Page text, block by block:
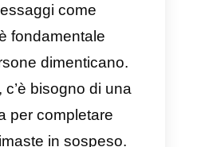
così un premio
automatica,
informazioni sui
clienti da attirare.